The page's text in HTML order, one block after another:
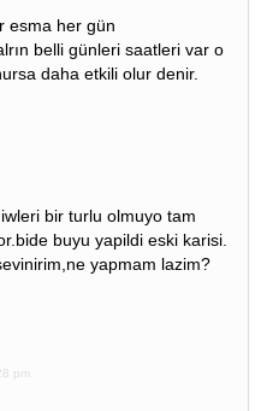
esma her gün
belli günleri saatleri var o
daha etkili olur denir.
bir turlu olmuyo tam
buyu yapildi eski karisi.
yapmam lazim?
pm